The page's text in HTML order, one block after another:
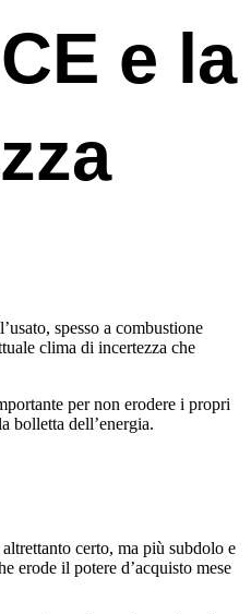
e la
spesso a combustione
clima di incertezza che
per non erodere i propri
bolletta dell’energia.
certo, ma più subdolo e
erode il potere d’acquisto mese